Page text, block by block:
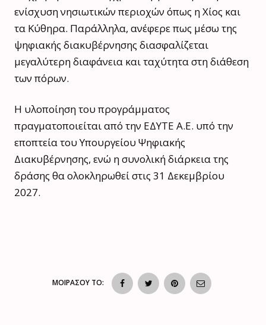
ενίσχυση νησιωτικών περιοχών όπως η Χίος και
τα Κύθηρα. Παράλληλα, ανέφερε πως μέσω της
ψηφιακής διακυβέρνησης διασφαλίζεται
μεγαλύτερη διαφάνεια και ταχύτητα στη διάθεση
των πόρων.
Η υλοποίηση του προγράμματος
πραγματοποιείται από την ΕΔΥΤΕ Α.Ε. υπό την
εποπτεία του Υπουργείου Ψηφιακής
Διακυβέρνησης, ενώ η συνολική διάρκεια της
δράσης θα ολοκληρωθεί στις 31 Δεκεμβρίου
2027.
ΜΟΙΡΑΣΟΥ ΤΟ: